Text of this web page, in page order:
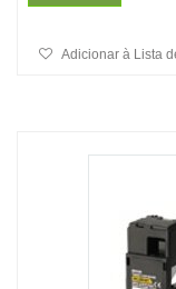
Adicionar à Lista